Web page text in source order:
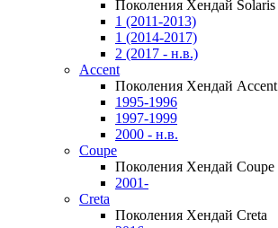
Поколения Хендай Solaris
1 (2011-2013)
1 (2014-2017)
2 (2017 - н.в.)
Accent
Поколения Хендай Accent
1995-1996
1997-1999
2000 - н.в.
Coupe
Поколения Хендай Coupe
2001-
Creta
Поколения Хендай Creta